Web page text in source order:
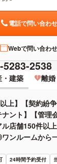
電話で問い合わせ
Webで問い合わせ
5283-2538
建築 離
上】【契約紛
ナント】【管
店舗150件以
ンルームから
24時間予約受付